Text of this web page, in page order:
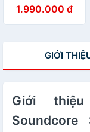
D5103 - Hàng
chính hãng
1.990.000 đ
GIỚI
Giới